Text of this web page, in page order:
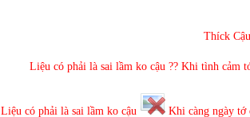
Thíck
Liệu có phải là sai lầm ko cậu ?? Khi tình cảm
Liệu có phải là sai lầm ko cậu
Khi càng ngày tớ